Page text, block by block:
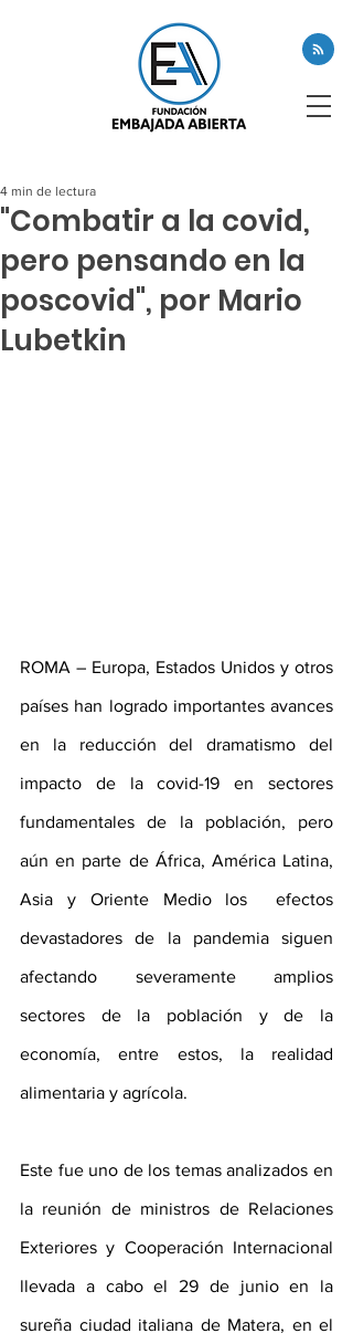
"Combatir a la covid,
pero pensando en la
poscovid", por Mario
Lubetkin
4 min de lectura
ROMA – Europa, Estados Unidos y otros
países han logrado importantes avances
en la reducción del dramatismo del
impacto de la covid-19 en sectores
fundamentales de la población, pero
aún en parte de África, América Latina,
Asia y Oriente Medio los  efectos
devastadores de la pandemia siguen
afectando severamente amplios
sectores de la población y de la
economía, entre estos, la realidad
alimentaria y agrícola.
Este fue uno de los temas analizados en
la reunión de ministros de Relaciones
Exteriores y Cooperación Internacional
llevada a cabo el 29 de junio en la
sureña ciudad italiana de Matera, en el